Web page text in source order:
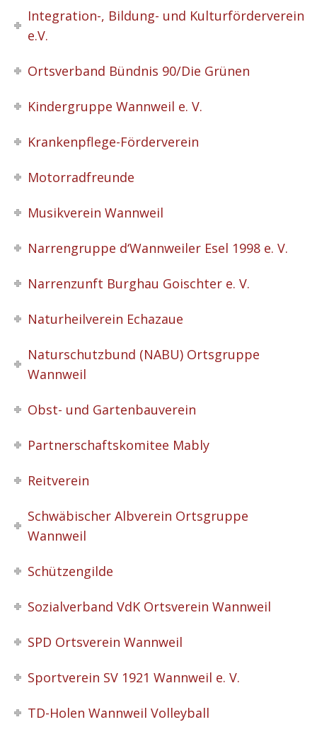
Integration-, Bildung- und Kulturförderverein
e.V.
Ortsverband Bündnis 90/Die Grünen
Kindergruppe Wannweil e. V.
Krankenpflege-Förderverein
Motorradfreunde
Musikverein Wannweil
Narrengruppe d‘Wannweiler Esel 1998 e. V.
Narrenzunft Burghau Goischter e. V.
Naturheilverein Echazaue
Naturschutzbund (NABU) Ortsgruppe
Wannweil
Obst- und Gartenbauverein
Partnerschaftskomitee Mably
Reitverein
Schwäbischer Albverein Ortsgruppe
Wannweil
Schützengilde
Sozialverband VdK Ortsverein Wannweil
SPD Ortsverein Wannweil
Sportverein SV 1921 Wannweil e. V.
TD-Holen Wannweil Volleyball